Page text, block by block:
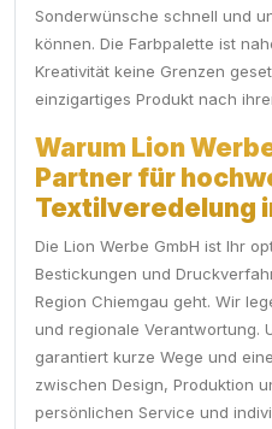
Sonderwünsche schnell und
können. Die Farbpalette ist
Kreativität keine Grenzen
einzigartiges Produkt nach
Warum Lion
Partner für
Textilveredelung
Die Lion Werbe GmbH ist Ihr
Bestickungen und
Region Chiemgau geht. Wir
und regionale Verantwortung.
garantiert kurze Wege und
zwischen Design, Produktion
persönlichen Service und